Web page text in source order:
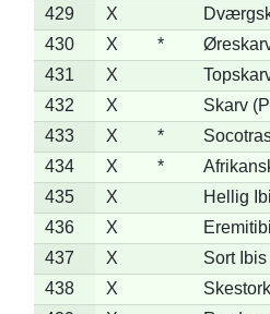
429
X
430
X *
431
X
432
X
Skarv
433
X *
434
X *
435
X
Hellig
436
X
437
X
Sort
438
X